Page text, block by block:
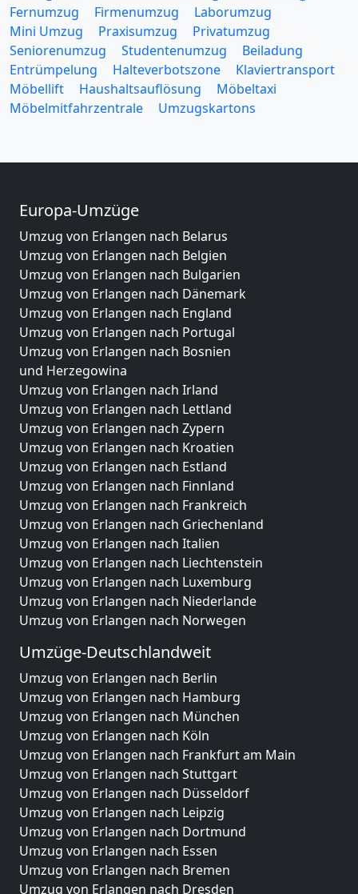
Fernumzug
Firmenumzug
Laborumzug
Mini Umzug
Praxisumzug
Privatumzug
Seniorenumzug
Studentenumzug
Beiladung
Entrümpelung
Halteverbotszone
Klaviertransport
Möbellift
Haushaltsauflösung
Möbeltaxi
Möbelmitfahrzentrale
Umzugskartons
Europa-Umzüge
Umzug von Erlangen nach Belarus
Umzug von Erlangen nach Belgien
Umzug von Erlangen nach Bulgarien
Umzug von Erlangen nach Dänemark
Umzug von Erlangen nach England
Umzug von Erlangen nach Portugal
Umzug von Erlangen nach Bosnien
und Herzegowina
Umzug von Erlangen nach Irland
Umzug von Erlangen nach Lettland
Umzug von Erlangen nach Zypern
Umzug von Erlangen nach Kroatien
Umzug von Erlangen nach Estland
Umzug von Erlangen nach Finnland
Umzug von Erlangen nach Frankreich
Umzug von Erlangen nach Griechenland
Umzug von Erlangen nach Italien
Umzug von Erlangen nach Liechtenstein
Umzug von Erlangen nach Luxemburg
Umzug von Erlangen nach Niederlande
Umzug von Erlangen nach Norwegen
Umzüge-Deutschlandweit
Umzug von Erlangen nach Berlin
Umzug von Erlangen nach Hamburg
Umzug von Erlangen nach München
Umzug von Erlangen nach Köln
Umzug von Erlangen nach Frankfurt am Main
Umzug von Erlangen nach Stuttgart
Umzug von Erlangen nach Düsseldorf
Umzug von Erlangen nach Leipzig
Umzug von Erlangen nach Dortmund
Umzug von Erlangen nach Essen
Umzug von Erlangen nach Bremen
Umzug von Erlangen nach Dresden